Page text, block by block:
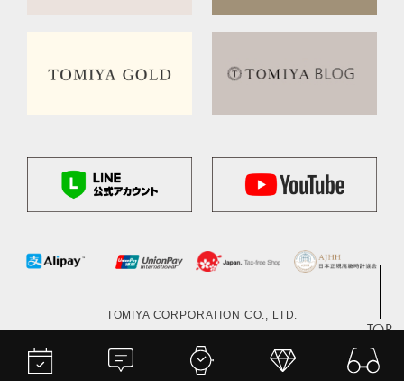
TOP
TOMIYA CORPORATION CO., LTD.